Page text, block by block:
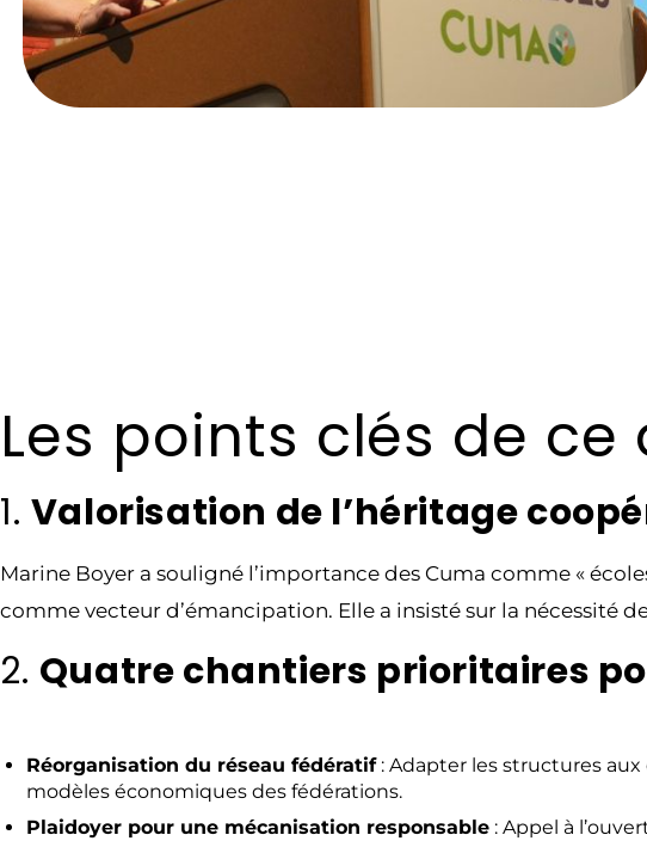
Les points clés de ce
1. Valorisation de l’héritage
Marine Boyer a souligné l’importance des Cuma comme «
comme vecteur d’émancipation. Elle a insisté sur la nécessité
2. Quatre chantiers prioritaires
Réorganisation du réseau fédératif: Adapter les structures
modèles économiques des fédérations.
Plaidoyer pour une mécanisation responsable : Appel à